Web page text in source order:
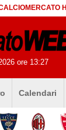
ore 13:27
Calendari